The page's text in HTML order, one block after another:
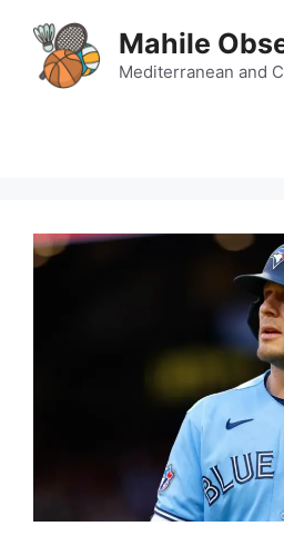
content
Mahile
Mediterranean and